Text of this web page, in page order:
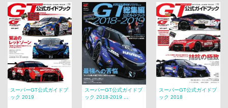
スーパーGT公式ガイドブ
ック 2019
スーパーGT公式ガイドブ
ック 2018-2019 ...
スーパーGT公式ガイドブ
ック 2018